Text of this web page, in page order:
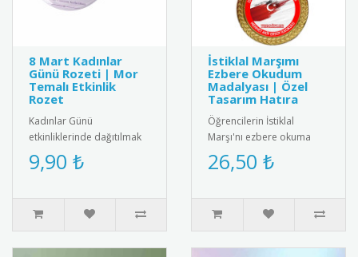
8 Mart Kadınlar
Günü Rozeti | Mor
Temalı Etkinlik
Rozet
Kadınlar Günü
etkinliklerinde dağıtılmak
üzere özel olarak
tasarlanmış 8 Mart rozeti.
9,90 ₺
İstiklal Marşımı
Ezbere Okudum
Madalyası | Özel
Tasarım Hatıra
Öğrencilerin İstiklal
Marşı'nı ezbere okuma
başarısını ödüllendirmek
için özel tasarım madalya.
26,50 ₺